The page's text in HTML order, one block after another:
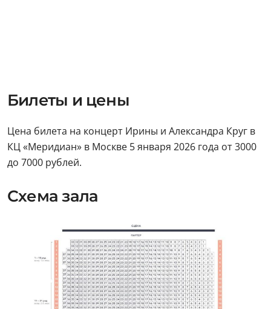
Билеты и цены
Цена билета на концерт Ирины и Александра Круг в
КЦ «Меридиан» в Москве 5 января 2026 года от 3000
до 7000 рублей.
Схема зала